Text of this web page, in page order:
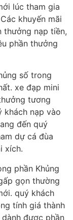
lúc tham gia
khuyến mãi
thưởng nạp tiền,
phần thưởng
số trong
xe đạp mini
tương
khách nạp vào
đến quý
dự cá đùa
xích.
phần Khủng
gọn thường
quý khách
tính giá thành
được phần